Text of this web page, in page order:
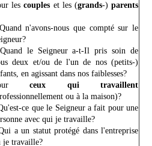
lescouples et les (grands-)parents
n'avons-nous que compté sur le
le Seigneur a-t-Il pris soin de
deux et/ou de l'un de nos (petits-)
en agissant dans nos faiblesses?
ceux qui travaillent
ou à la maison)?
ce que le Seigneur a fait pour une
avec qui je travaille?
a un statut protégé dans l'entreprise
je travaille?